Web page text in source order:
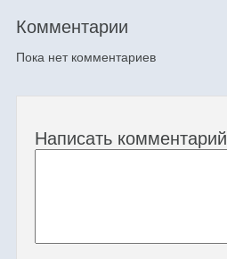
Комментарии
Пока нет комментариев
Написать комментарий